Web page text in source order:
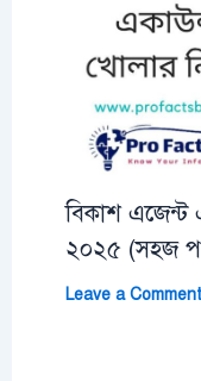
বিকাশ এজেন্ট
২০২৫ (সহজ
Leave a Comment